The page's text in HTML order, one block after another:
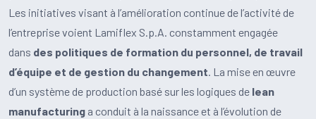
Les initiatives visant à l’amélioration continue de l’activité de
l’entreprise voient Lamiflex S.p.A. constamment engagée
dans des politiques de formation du personnel, de travail
d’équipe et de gestion du changement. La mise en œuvre
d’un système de production basé sur les logiques de lean
manufacturing a conduit à la naissance et à l’évolution de